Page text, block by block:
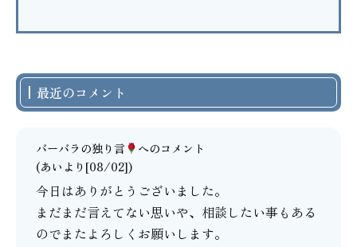
最近のコメント
バーバラの独り言
へのコメント
(あいより[08/02])
今日はありがとうございました。
まだまだ言えてない思いや、相談したい事もある
のでまたよろしくお願いします。